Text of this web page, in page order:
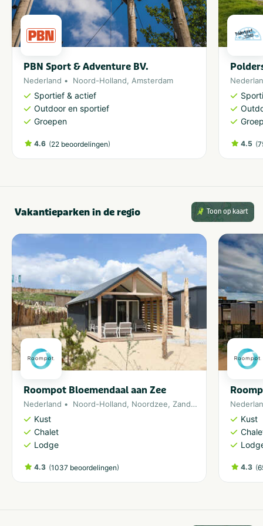
Aantal personen
5-9
25-49
50-100
Meer dan 100
Provincie(s) en streek
Ja
Activiteiten
Overig
Balsporten
Kinderactiviteiten
Type
Outdoor
Indoor
Gezelschap
Kinderfeestje
Klassenuitje
Thema
Groepen
Meer dan 100
PBN Sport & Adventure BV.
Nederland Noord-Holland, Amsterdam
Sportief & actief
Outdoor en sportief
Groepen
4.6 (22 beoordelingen) 4.5 (
Vakantieparken in de regio Toon op kaart
Roompot Bloemendaal aan Zee
Nederland Noord-Holland, Noordzee, Zandvoort
Kust
Chalet
Lodge
4.3 (1037 beoordelingen)
Kust
4.3 (